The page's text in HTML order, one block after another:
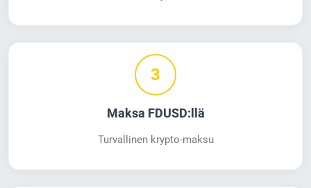
3
Maksa FDUSD:llä
Turvallinen krypto-maksu